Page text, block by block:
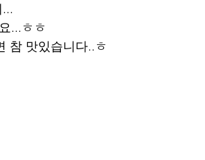
...ㅎㅎ
참 맛있습니다..ㅎ